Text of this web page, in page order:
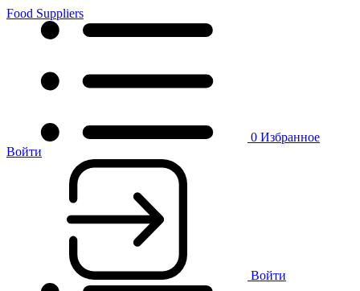
Food Suppliers
0 Избранное
Войти
Войти